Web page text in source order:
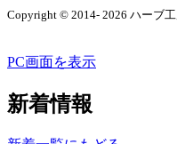
Copyright © 2014- 2026 ハーブ工
PC画面を表示
新着情報